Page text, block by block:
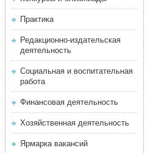
Практика
Редакционно-издательская
деятельность
Социальная и воспитательная
работа
Финансовая деятельность
Хозяйственная деятельность
Ярмарка вакансий